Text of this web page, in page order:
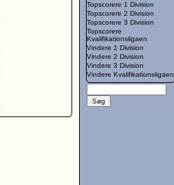
Topscorere 1 Division
Topscorere 2 Division
Topscorere 3 Division
Topscorere
Kvalifikationsligaen
Vindere 1 Division
Vindere 2 Division
Vindere 3 Division
Vindere Kvalifikationsligaen